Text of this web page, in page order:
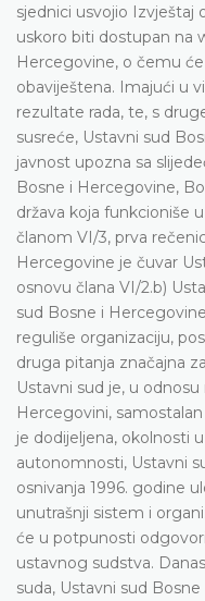
sjednici usvojio Izvještaj
uskoro biti dostupan na
Hercegovine, o čemu
obaviještena. Imajući u
rezultate rada, te, s
susreće, Ustavni sud
javnost upozna sa
Bosne i Hercegovine,
država koja funkcioniše
članom VI/3, prva
Hercegovine je čuvar
osnovu člana VI/2.b)
sud Bosne i
reguliše organizaciju,
druga pitanja značajna
Ustavni sud je, u
Hercegovini,
je dodijeljena, okolnosti
autonomnosti, Ustavni
osnivanja 1996. godine
unutrašnji sistem i
će u potpunosti
ustavnog sudstva.
suda, Ustavni sud